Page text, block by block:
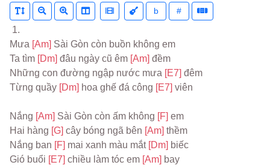
b #
1.
Mưa [Am] Sài Gòn còn buồn không em
Ta tìm [Dm] đâu ngày cũ êm [Am] đềm
Những con đường ngập nước mưa [E7] đêm
Từng quầy [Dm] hoa ghế đá công [E7] viên
Nắng [Am] Sài Gòn còn ấm không [F] em
Hai hàng [G] cây bóng ngã bên [Am] thềm
Nắng ban [F] mai xanh màu mắt [Dm] biếc
Gió buổi [E7] chiều làm tóc em [Am] bay